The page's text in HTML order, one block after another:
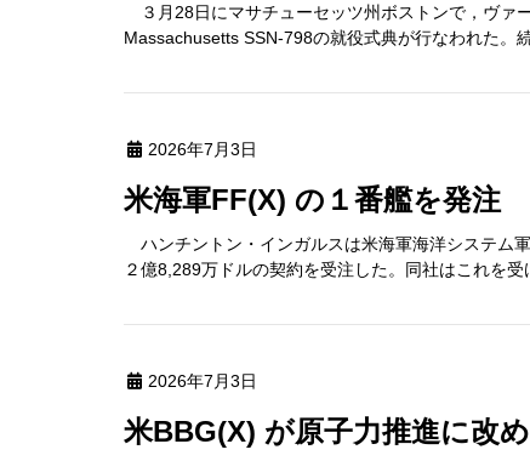
３月28日にマサチューセッツ州ボストンで，ヴァ
Massachusetts SSN-798の就役式典が行なわれた
2026年7月3日
米海軍FF(X) の１番艦を発注
ハンチントン・インガルスは米海軍海洋システム
２億8,289万ドルの契約を受注した。同社はこれを
2026年7月3日
米BBG(X) が原子力推進に改